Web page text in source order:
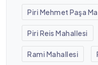
Piri Mehmet Paşa
Piri Reis Mahallesi
Rami Mahallesi